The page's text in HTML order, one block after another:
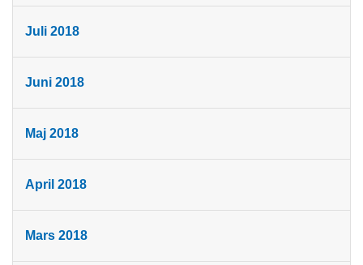
Juli 2018
Juni 2018
Maj 2018
April 2018
Mars 2018